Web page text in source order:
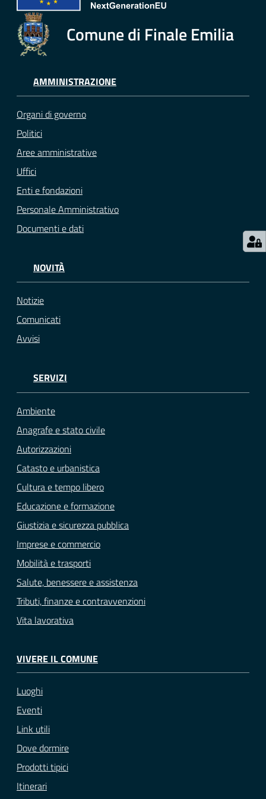
Sportello
Tutti
gli
argomenti...
Seguici
su
Comune di Finale Emilia
AMMINISTRAZIONE
Organi di governo
Politici
Aree amministrative
Uffici
Enti e fondazioni
Personale Amministrativo
Documenti e dati
NOVITÀ
Notizie
Comunicati
Avvisi
SERVIZI
Ambiente
Anagrafe e stato civile
Autorizzazioni
Catasto e urbanistica
Cultura e tempo libero
Educazione e formazione
Giustizia e sicurezza pubblica
Imprese e commercio
Mobilità e trasporti
Salute, benessere e assistenza
Tributi, finanze e contravvenzioni
Vita lavorativa
VIVERE IL COMUNE
Luoghi
Eventi
Link utili
Dove dormire
Prodotti tipici
Itinerari